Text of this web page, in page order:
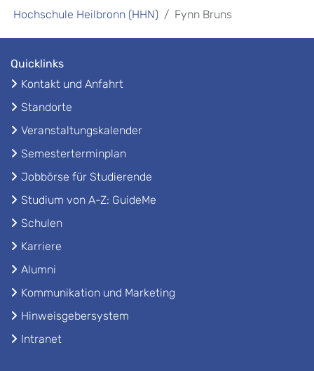
Hochschule Heilbronn (HHN) Fynn Bruns
Quicklinks
Kontakt und Anfahrt
Standorte
Veranstaltungskalender
Semesterterminplan
Jobbörse für Studierende
Studium von A-Z: GuideMe
Schulen
Karriere
Alumni
Kommunikation und Marketing
Hinweisgebersystem
Intranet